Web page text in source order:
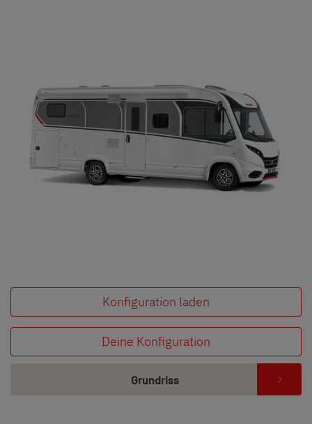
Konfiguration laden
Deine Konfiguration
Grundriss